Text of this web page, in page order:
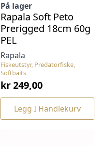
Fiskeutstyr, Predatorfiske,
Softbaits
Rapala
På lager
Rapala Soft Peto
Prerigged 18cm 60g
PEL
kr249,00
Legg I Handlekurv